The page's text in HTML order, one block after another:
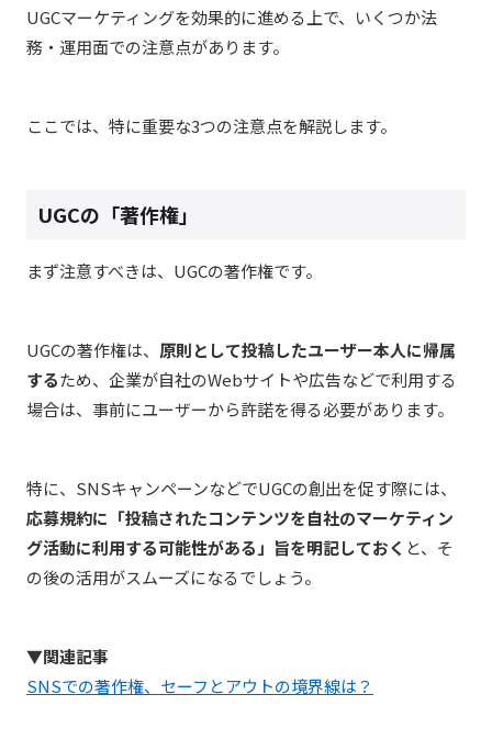
UGCマーケティングを効果的に進める上で、いくつか法
務・運用面での注意点があります。
ここでは、特に重要な3つの注意点を解説します。
UGCの「著作権」
まず注意すべきは、UGCの著作権です。
UGCの著作権は、 原則として投稿したユーザー本人に帰属
するため、企業が自社のWebサイトや広告などで利用する
場合は、事前にユーザーから許諾を得る必要があります。
特に、SNSキャンペーンなどでUGCの創出を促す際には、
応募規約に「投稿されたコンテンツを自社のマーケティン
グ活動に利用する可能性がある」旨を明記しておく と、そ
の後の活用がスムーズになるでしょう。
▼関連記事
SNSでの著作権、セーフとアウトの境界線は？